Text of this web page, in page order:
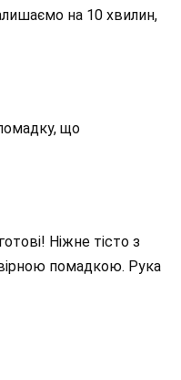
на 10 хвилин,
що
Ніжне тісто з
помадкою. Рука